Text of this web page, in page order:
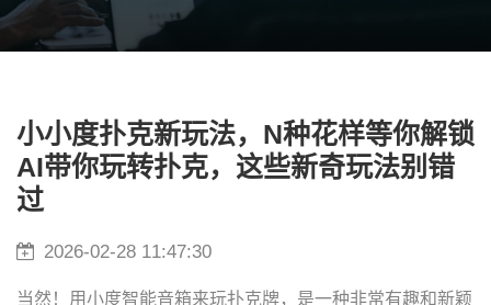
小小度扑克新玩法，N种花样等你解锁
AI带你玩转扑克，这些新奇玩法别错
过
2026-02-28 11:47:30
当然！用小度智能音箱来玩扑克牌，是一种非常有趣和新颖